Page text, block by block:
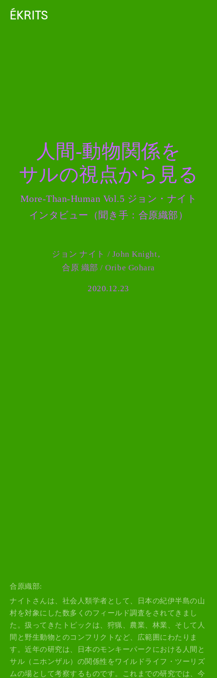
ÉKRITS
人間-動物関係を
サルの視点から 見る
More-Than-Human Vol.5 ジョン・ナイト
インタビュー （聞き 手：合原織部）
ジョン ナイト / John Knight
合原 織部 / Oribe Gohara
2020.12.23
合原織部:
ナイトさんは、社会人類学者として、日本の紀伊半島の山
村を対象にした数多くのフィールド調査をされてきまし
た。扱ってきたトピックは、狩猟、農業、林業、そして人
間と野生動物とのコンフリクトなど、広範囲にわたりま
す。近年の研究は、日本のモンキーパークにおける人間と
サル（ニホンザル）の関係性をワイルドライフ・ツーリズ
ムの場として考察するものです。これまでの研究では、今